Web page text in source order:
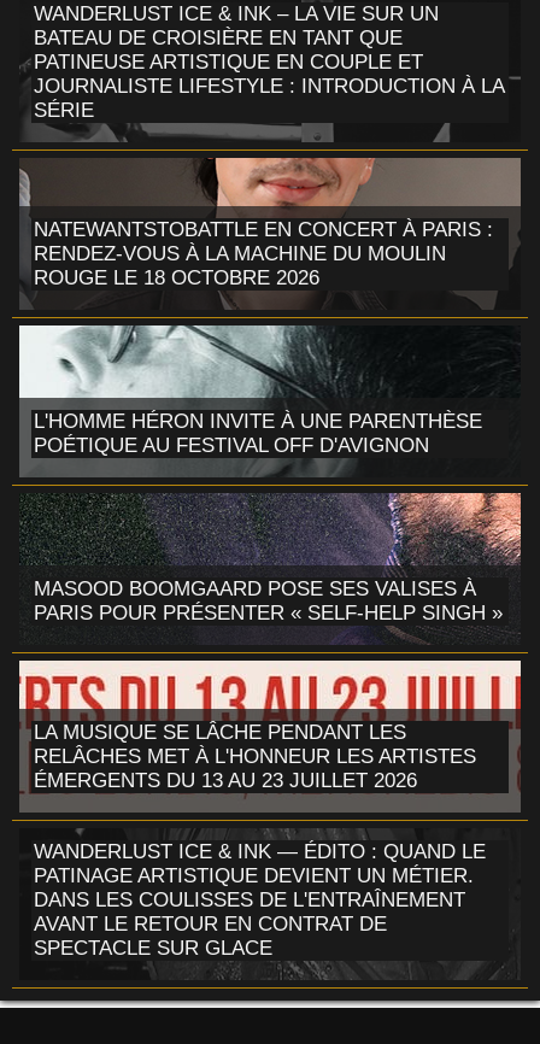
WANDERLUST ICE & INK – LA VIE SUR UN
BATEAU DE CROISIÈRE EN TANT QUE
PATINEUSE ARTISTIQUE EN COUPLE ET
JOURNALISTE LIFESTYLE : INTRODUCTION À LA
SÉRIE
NATEWANTSTOBATTLE EN CONCERT À PARIS :
RENDEZ-VOUS À LA MACHINE DU MOULIN
ROUGE LE 18 OCTOBRE 2026
L'HOMME HÉRON INVITE À UNE PARENTHÈSE
POÉTIQUE AU FESTIVAL OFF D'AVIGNON
MASOOD BOOMGAARD POSE SES VALISES À
PARIS POUR PRÉSENTER « SELF-HELP SINGH »
LA MUSIQUE SE LÂCHE PENDANT LES
RELÂCHES MET À L'HONNEUR LES ARTISTES
ÉMERGENTS DU 13 AU 23 JUILLET 2026
WANDERLUST ICE & INK — ÉDITO : QUAND LE
PATINAGE ARTISTIQUE DEVIENT UN MÉTIER.
DANS LES COULISSES DE L'ENTRAÎNEMENT
AVANT LE RETOUR EN CONTRAT DE
SPECTACLE SUR GLACE